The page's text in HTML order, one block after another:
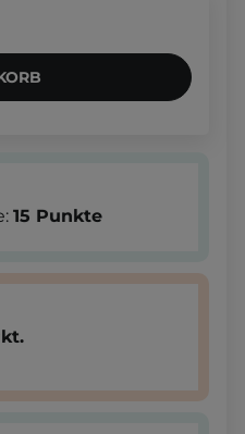
15 Punkte